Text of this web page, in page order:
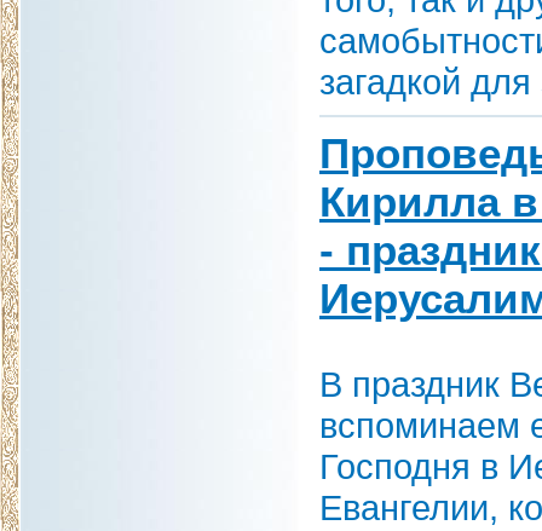
загадкой
Кирилла
-
В праздник
вспоминаем
Господня в
Евангелии,